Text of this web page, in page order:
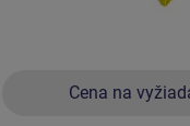
Cena na